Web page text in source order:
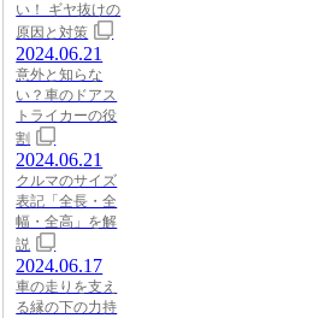
い！ ギヤ抜けの
原因と対策
2024.06.21
意外と知らな
い？車のドアス
トライカーの役
割
2024.06.21
クルマのサイズ
表記「全長・全
幅・全高」を解
説
2024.06.17
車の走りを支え
る縁の下の力持